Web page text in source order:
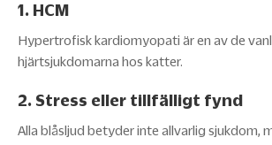
1. HCM
Hypertrofisk kardiomyopati är en av de
hjärtsjukdomarna hos katter.
2. Stress eller tillfälligt fynd
Alla blåsljud betyder inte allvarlig sjukdom,